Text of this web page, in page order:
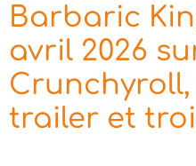
Barbaric
avril 2026
trailer et